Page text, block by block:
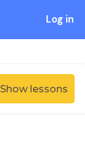
Log in
Show lessons